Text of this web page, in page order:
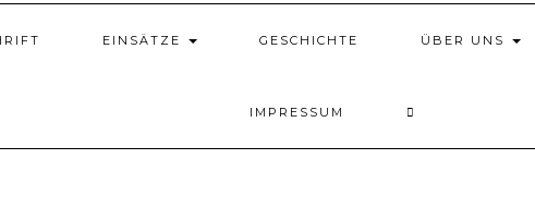
EINSÄTZE GESCHICHTE ÜBER UNS
IMPRESSUM